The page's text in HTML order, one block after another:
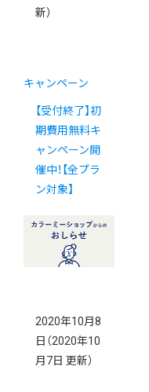
新）
キャンペーン
【受付終了】初
期費用無料キ
ャンペーン開
催中！【全プラ
ン対象】
2020年10月8
日 （2020年10
月7日 更新）